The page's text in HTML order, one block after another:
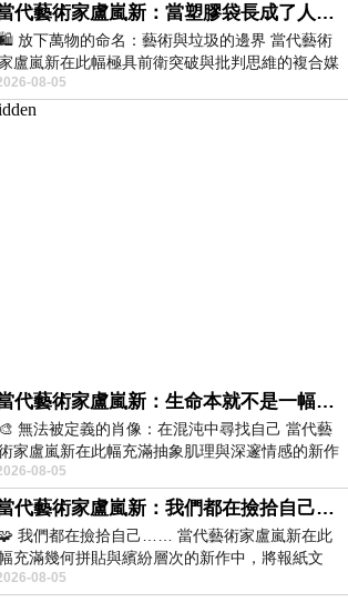
當代藝術家盧嵐新：當塑膠袋長成了人的模樣，我們的目光是否學會了放下偏見？
🛍️ 放下萬物的命名：藝術與垃圾的邊界 當代藝術
盧嵐新在此幅極具前衛突破與批判思維的複合媒
新作中，直接將被大眾定義為廢棄物
08-05
當代藝術家盧嵐新：生命本就不是一幅能被定義的肖像，在混亂與交疊中拼湊完整的靈魂
🎨 無法被定義的肖像：在混沌中尋找自己 當代藝
家盧嵐新在此幅充滿抽象肌理與深邃情感的新作
，以灰白為基底，交織著塗抹、刮擦與
08-05
當代藝術家盧嵐新：我們都在撿拾自己，將散落的情緒與碎片，拼回生命完整的輪廓
我們都在撿拾自己…… 當代藝術家盧嵐新在此
充滿幾何拼貼與繽紛層次的新作中，將報紙文
、彩色剪紙與明亮顏料層層
08-05